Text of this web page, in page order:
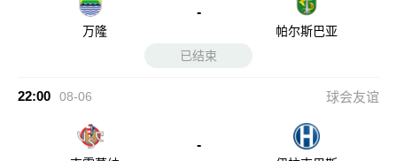
万隆
-
帕尔斯巴亚
已结束
22:00 08-06 球会友谊
-